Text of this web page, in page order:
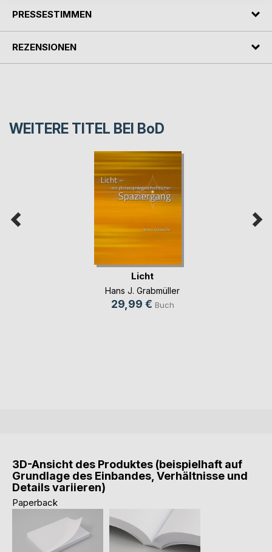
PRESSESTIMMEN
REZENSIONEN
WEITERE TITEL BEI BoD
Licht
Hans J. Grabmüller
29,99 € Buch
3D-Ansicht des Produktes (beispielhaft auf
Grundlage des Einbandes, Verhältnisse und
Details variieren)
Paperback